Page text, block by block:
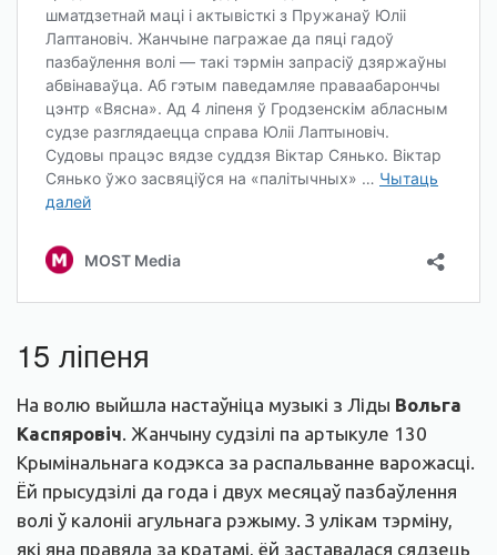
15 ліпеня
На волю выйшла настаўніца музыкі з Ліды Вольга
Каспяровіч. Жанчыну судзілі па артыкуле 130
Крымінальнага кодэкса за распальванне варожасці.
Ёй прысудзілі да года і двух месяцаў пазбаўлення
волі ў калоніі агульнага рэжыму. З улікам тэрміну,
які яна правяла за кратамі, ёй заставалася сядзець